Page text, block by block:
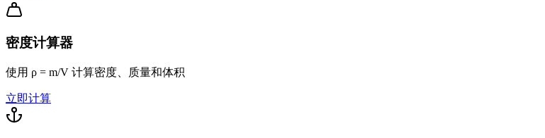
密度计算器
使用 ρ = m/V 计算密度、质量和体积
立即计算